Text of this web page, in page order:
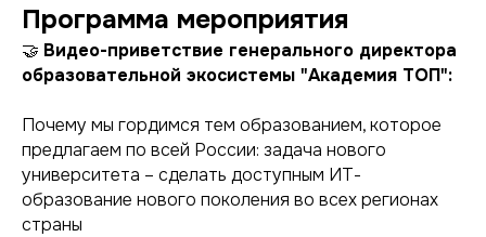
Программа мероприятия
🤝 Видео-приветствие генерального директора
образовательной экосистемы "Академия ТОП":
Почему мы гордимся тем образованием, которое
предлагаем по всей России: задача нового
университета – сделать доступным ИТ-
образование нового поколения во всех регионах
страны